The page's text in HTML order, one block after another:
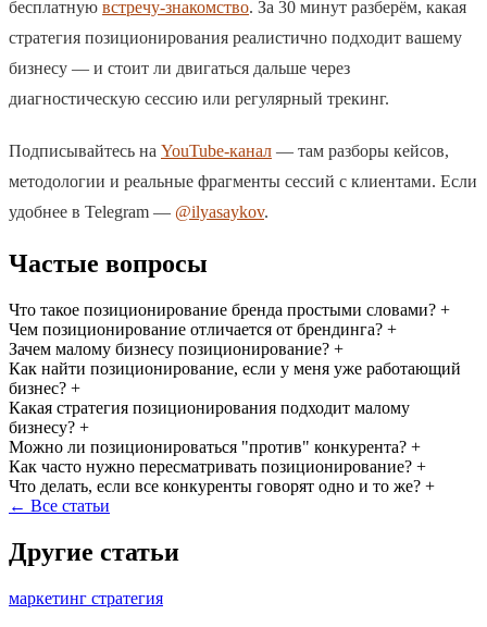
бесплатную встречу-знакомство. За 30 минут разберём, какая
стратегия позиционирования реалистично подходит вашему
бизнесу — и стоит ли двигаться дальше через
диагностическую сессию или регулярный трекинг.
Подписывайтесь на YouTube-канал — там разборы кейсов,
методологии и реальные фрагменты сессий с клиентами. Если
удобнее в Telegram — @ilyasaykov.
Частые вопросы
Что такое позиционирование бренда простыми словами? +
Чем позиционирование отличается от брендинга? +
Зачем малому бизнесу позиционирование? +
Как найти позиционирование, если у меня уже работающий
бизнес? +
Какая стратегия позиционирования подходит малому
бизнесу? +
Можно ли позиционироваться "против" конкурента? +
Как часто нужно пересматривать позиционирование? +
Что делать, если все конкуренты говорят одно и то же? +
← Все статьи
Другие статьи
маркетинг стратегия